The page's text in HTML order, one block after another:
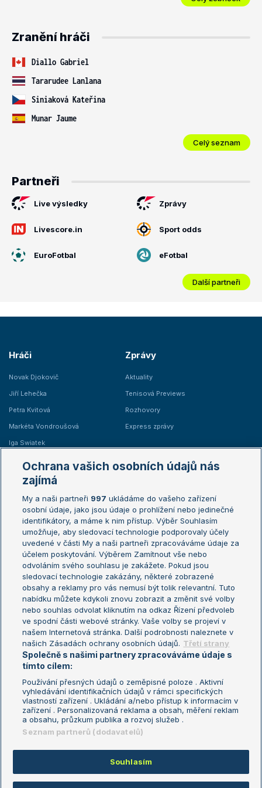
Zranění hráči
Diallo Gabriel
Tararudee Lanlana
Siniaková Kateřina
Munar Jaume
Celý seznam
Partneři
Live výsledky Zprávy
Livescore.in Sport odds
EuroFotbal eFotbal
Další partneři
Hráči
Novak Djokovič
Jiří Lehečka
Petra Kvitová
Markéta Vondroušová
Iga Swiatek
Zprávy
Aktuality
Tenisová Previews
Rozhovory
Express zprávy
Žebříčky
Žebříček ATP (muži)
Žebříček WTA (ženy)
Sázkařský žebříček
Australian Open
French Open
Wimbledon
US Open
Turnaj mistrů
Turnaj mistryň
Aktualní trendy
Fotbalové přestupy
Livesport Daily
LS Prague Open
Podmínky užití
Nastavení soukromí
GDPR a žurnalistika
Reklama
Kontakt
Informace o zpracování osobních
údajů
Copyright © 2008-2026 TenisPortal.cz. Využíváme zpravodajství ČTK.
Ochrana vašich osobních údajů nás
zajímá
My a naši partneři 997 ukládáme do vašeho zařízení
osobní údaje, jako jsou údaje o prohlížení nebo jedinečné
identifikátory, a máme k nim přístup. Výběr Souhlasím
umožňuje, aby sledovací technologie podporovaly účely
uvedené v části My a naši partneři zpracováváme údaje za
účelem poskytování. Výběrem Zamítnout vše nebo
odvoláním svého souhlasu je zakážete. Pokud jsou
sledovací technologie zakázány, některé zobrazené
obsahy a reklamy pro vás nemusí být tolik relevantní. Tuto
nabídku můžete kdykoli znovu zobrazit a změnit své volby
nebo souhlas odvolat kliknutím na odkaz Řízení předvoleb
ve spodní části webové stránky. Vaše volby se projeví v
našem Internetová stránka. Další podrobnosti naleznete v
našich Zásadách ochrany osobních údajů. Třetí strany
Společně s našimi partnery zpracováváme údaje s
tímto cílem:
Používání přesných údajů o zeměpisné poloze . Aktivní
vyhledávání identifikačních údajů v rámci specifických
vlastností zařízení . Ukládání a/nebo přístup k informacím v
zařízení . Personalizovaná reklama a obsah, měření reklam
a obsahu, průzkum publika a rozvoj služeb .
Seznam partnerů (dodavatelů)
Souhlasím